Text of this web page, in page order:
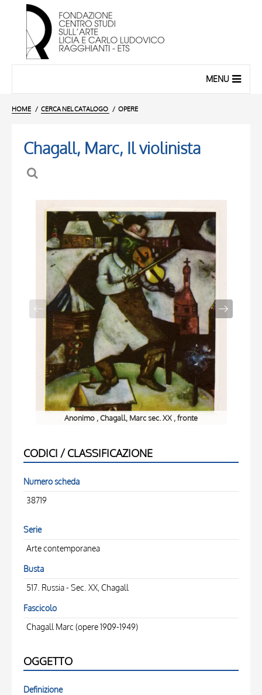
MENU
HOME CERCA NEL CATALOGO OPERE
Chagall, Marc, Il violinista
Anonimo , Chagall, Marc sec. XX , fronte
CODICI / CLASSIFICAZIONE
Numero scheda
38719
Serie
Arte contemporanea
Busta
517. Russia - Sec. XX, Chagall
Fascicolo
Chagall Marc (opere 1909-1949)
OGGETTO
Definizione